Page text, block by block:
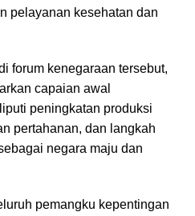
pelayanan kesehatan dan
forum kenegaraan tersebut,
capaian awal
peningkatan produksi
pertahanan, dan langkah
negara maju dan
pemangku kepentingan